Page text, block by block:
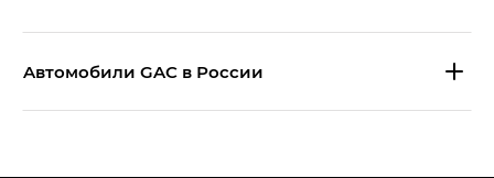
Aвтомобили GAC в России